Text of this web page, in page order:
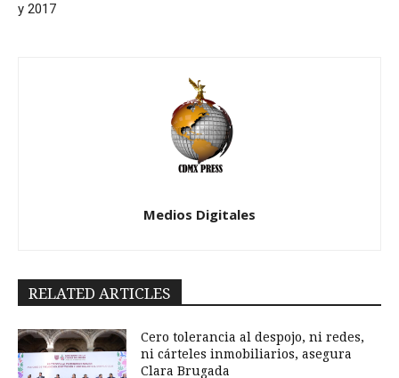
y 2017
Medios Digitales
RELATED ARTICLES
Cero tolerancia al despojo, ni redes,
ni cárteles inmobiliarios, asegura
Clara Brugada